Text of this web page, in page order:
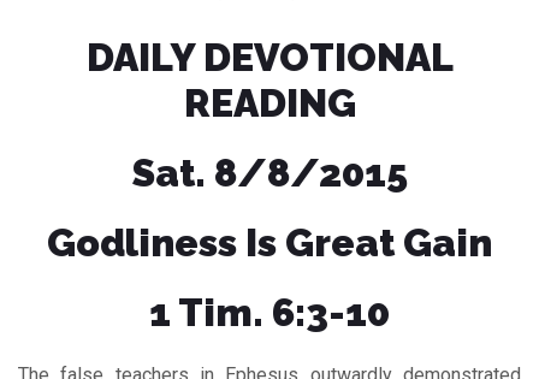
DAILY DEVOTIONAL
READING
Sat. 8/8/2015
Godliness Is Great Gain
1 Tim. 6:3-10